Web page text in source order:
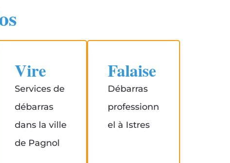
Vire
Services de
débarras
dans la ville
de Pagnol
Falaise
Débarras
professionn
el à Istres